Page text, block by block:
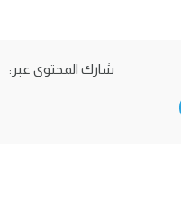
شارك المحتوى عبر: